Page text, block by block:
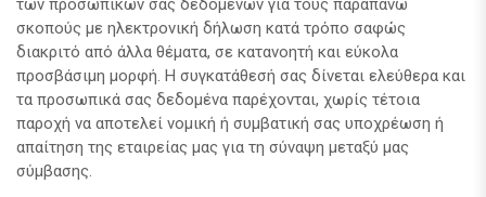
των προσωπικών σας δεδομένων για τους παραπάνω
σκοπούς με ηλεκτρονική δήλωση κατά τρόπο σαφώς
διακριτό από άλλα θέματα, σε κατανοητή και εύκολα
προσβάσιμη μορφή. Η συγκατάθεσή σας δίνεται ελεύθερα και
τα προσωπικά σας δεδομένα παρέχονται, χωρίς τέτοια
παροχή να αποτελεί νομική ή συμβατική σας υποχρέωση ή
απαίτηση της εταιρείας μας για τη σύναψη μεταξύ μας
σύμβασης.